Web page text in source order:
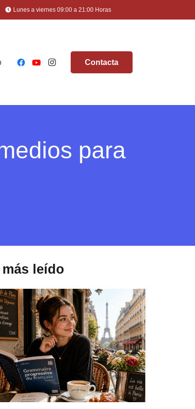
Lunes a viernes 09:00 a 21:00 Horas
Contacta
para
leído